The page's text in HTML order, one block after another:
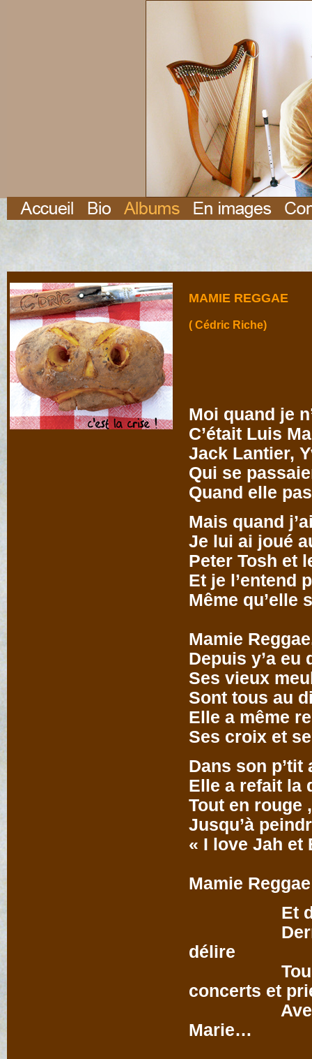
MAMIE REGGAE
( Cédric Riche)
Moi quand je
C’était Luis
Jack Lantier,
Qui se
Quand elle
Mais quand
Je lui ai joué
Peter Tosh et
Et je l’entend
Même qu’elle
Mamie
Depuis y’a eu
Ses vieux
Sont tous au
Elle a même
Ses croix et
Dans son p’tit
Elle a refait la
Tout en rouge
Jusqu’à
« I love Jah
Mamie
Et depuis
Derrière
délire
Tous les
concerts et
Avec ses
Marie…